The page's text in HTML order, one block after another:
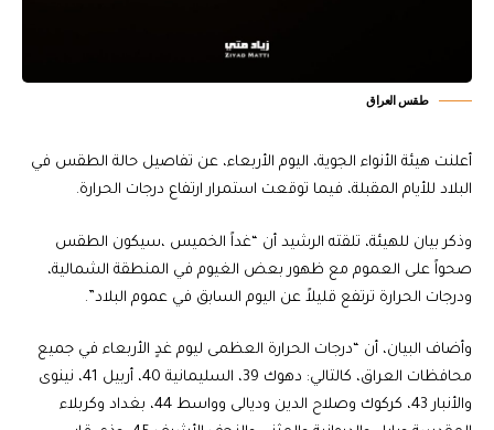
طقس العراق
أعلنت هيئة الأنواء الجوية، اليوم الأربعاء، عن تفاصيل حالة الطقس في
البلاد للأيام المقبلة، فيما توقعت استمرار ارتفاع درجات الحرارة.
وذكر بيان للهيئة، تلقته الرشيد أن “غداً الخميس ،سيكون الطقس
صحواً على العموم مع ظهور بعض الغيوم في المنطقة الشمالية،
ودرجات الحرارة ترتفع قليلاً عن اليوم السابق في عموم البلاد”.
وأضاف البيان، أن “درجات الحرارة العظمى ليوم غدٍ الأربعاء في جميع
محافظات العراق، كالتالي: دهوك 39، السليمانية 40، أربيل 41، نينوى
والأنبار 43، كركوك وصلاح الدين وديالى وواسط 44، بغداد وكربلاء